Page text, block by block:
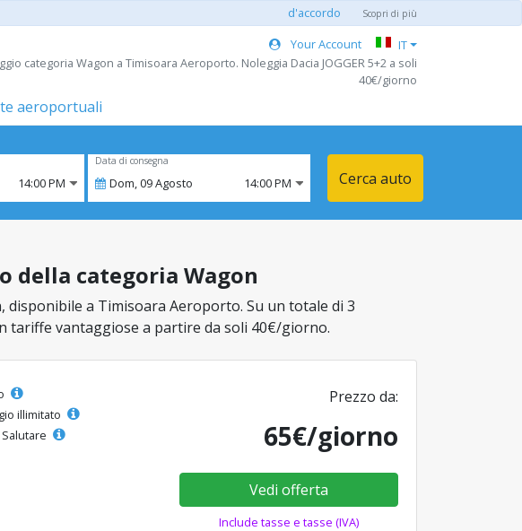
d'accordo Scopri di più
Your Account
IT
categoria Wagon a Timisoara Aeroporto. Noleggia Dacia JOGGER 5+2 a soli
40€/giorno
aeroportuali
14:00 PM
Data di consegna
Dom,09Agosto 14:00 PM Cerca auto
della categoria Wagon
a Timisoara Aeroporto. Su un totale di 3
tariffe vantaggiose a partire da soli 40€/giorno.
illimitato
Prezzo da:
65€/giorno
Vedi offerta
Include tasse e tasse (IVA)